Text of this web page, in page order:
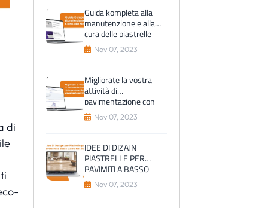
Guida kompleta alla
manutenzione e alla
cura delle piastrelle
Nov 07, 2023
Migliorate la vostra
attività di
pavimentazione con
l'Integrazione del
vizuazatore di Tilesview
Nov 07, 2023
IDEE DI DIZAJN
PIASTRELLE PER
PAVIMITI A BASSO
COSTO NEL 2023
Nov 07, 2023
di